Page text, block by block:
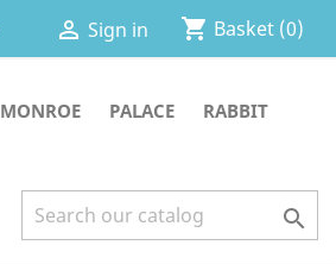
 Sign in shopping_cart Basket (0)
MONROE PALACE
RABBIT
